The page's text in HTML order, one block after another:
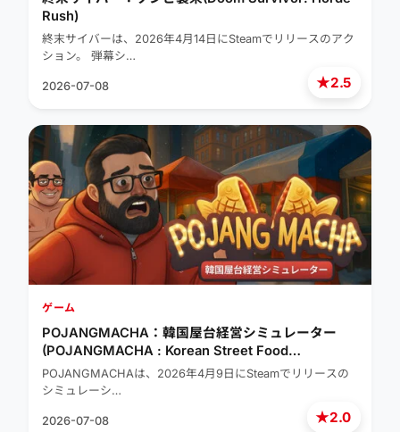
★2.5
Rush)
終末サイバーは、2026年4月14日にSteamでリリースのアク
ション。 弾幕シ…
2026-07-08
★2.0
ゲーム
POJANGMACHA：韓国屋台経営シミュレーター
(POJANGMACHA : Korean Street Food
Management Simulator)
POJANGMACHAは、2026年4月9日にSteamでリリースの
シミュレーシ…
2026-07-08